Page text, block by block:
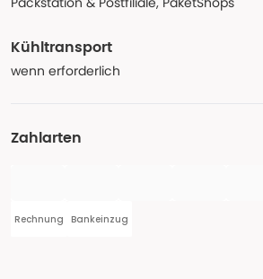
Kühltransport
wenn erforderlich
Zahlarten
Rechnung Bankeinzug